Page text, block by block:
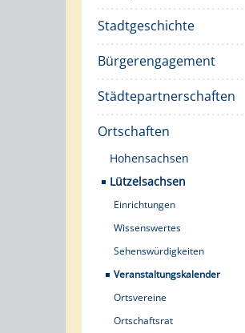
Stadtgeschichte
Bürgerengagement
Städtepartnerschaften
Ortschaften
Hohensachsen
Lützelsachsen
Einrichtungen
Wissenswertes
Sehenswürdigkeiten
Veranstaltungskalender
Ortsvereine
Ortschaftsrat